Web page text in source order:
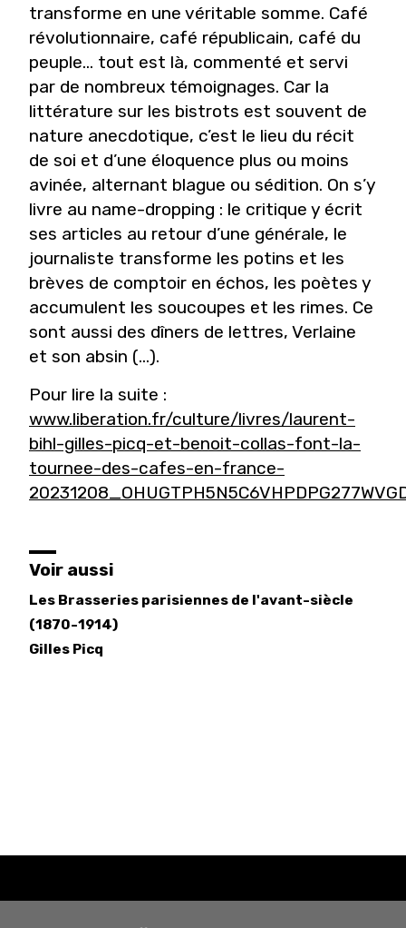
transforme en une véritable somme. Café
révolutionnaire, café républicain, café du
peuple… tout est là, commenté et servi
par de nombreux témoignages. Car la
littérature sur les bistrots est souvent de
nature anecdotique, c’est le lieu du récit
de soi et d’une éloquence plus ou moins
avinée, alternant blague ou sédition. On s’y
livre au name-dropping : le critique y écrit
ses articles au retour d’une générale, le
journaliste transforme les potins et les
brèves de comptoir en échos, les poètes y
accumulent les soucoupes et les rimes. Ce
sont aussi des dîners de lettres, Verlaine
et son absin (...).
Pour lire la suite :
www.liberation.fr/culture/livres/laurent-
bihl-gilles-picq-et-benoit-collas-font-la-
tournee-des-cafes-en-france-
Voir aussi
Les Brasseries parisiennes de l'avant-siècle
(1870-1914)
Gilles Picq